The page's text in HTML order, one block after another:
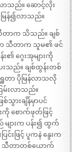
ာသည်။ ဆောင့်လိုး
ြန်၍လာသည်။
တာက သိသည်။ ချစ်
ာ သီတာက သူမ၏ ဖင်
၏ ဂွေးအုများကို
သည်။ ချစ်ထွန်းတစ်
ာ ပိုမြန်လာသလို
မ်းလာသည်။
သွားချိန်မှာပင်
စောက်ဖုတ်ဖြင့်
ျားက ပန်း၍ ထွက်
းဖြင့် ပူကနဲ နွေးက
သီတာတစ်ယောက်